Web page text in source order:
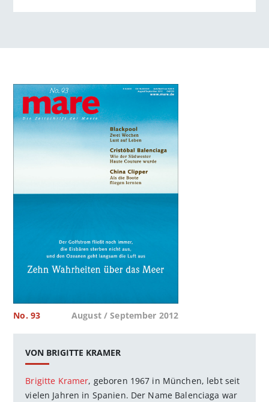
No. 93 August / September 2012
VON BRIGITTE KRAMER
Brigitte Kramer, geboren 1967 in München, lebt seit
vielen Jahren in Spanien. Der Name Balenciaga war